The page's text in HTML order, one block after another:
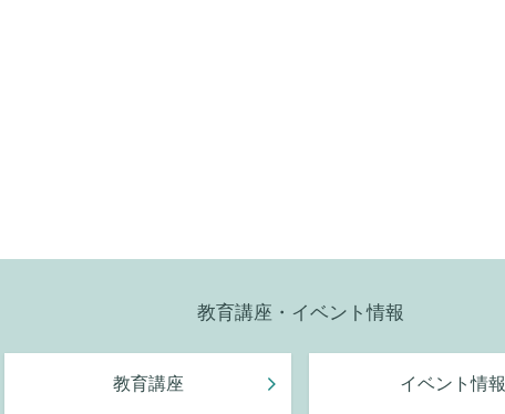
教育講座・イベント情報
教育講座 イベント情報